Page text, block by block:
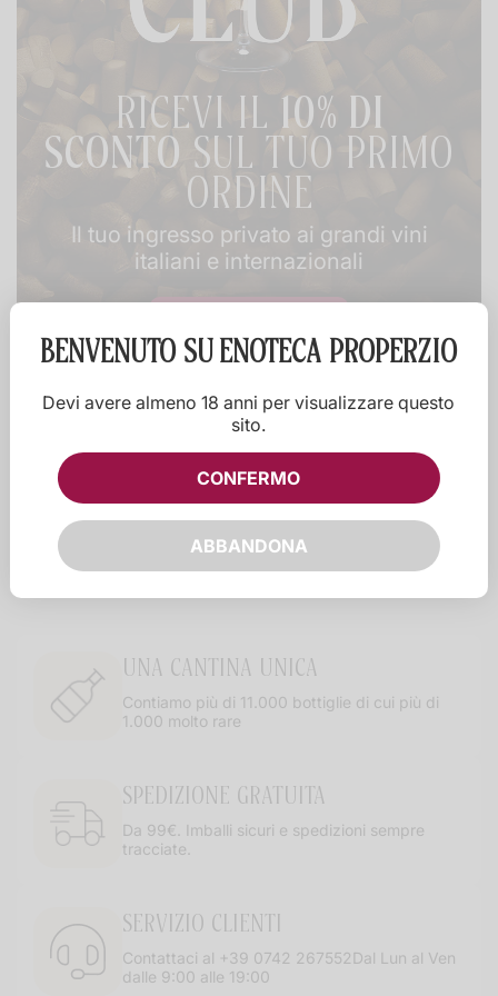
RICEVI IL 10% DI
SCONTO SUL TUO PRIMO
ORDINE
Il tuo ingresso privato ai grandi vini
italiani e internazionali
UNA CANTINA UNICA
Contiamo più di 11.000 bottiglie di cui più di
1.000 molto rare
SPEDIZIONE GRATUITA
Da 99€. Imballi sicuri e spedizioni sempre
tracciate.
SERVIZIO CLIENTI
Contattaci al +39 0742 267552Dal Lun al Ven
dalle 9:00 alle 19:00
BENVENUTO SUENOTECA PROPERZIO
Devi avere almeno 18 anni per visualizzare questo
sito.
CONFERMO
ABBANDONA